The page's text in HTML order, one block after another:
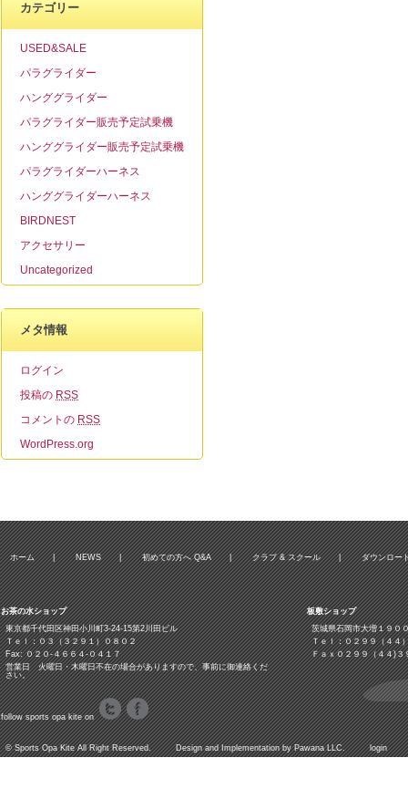
カテゴリー
USED&SALE
パラグライダー
ハンググライダー
パラグライダー販売予定試乗機
ハンググライダー販売予定試乗機
パラグライダーハーネス
ハンググライダーハーネス
BIRDNEST
アクセサリー
Uncategorized
メタ情報
ログイン
投稿の RSS
コメントの RSS
WordPress.org
ホーム | NEWS | 初めての方へ Q&A | クラブ & スクール | ダウンロー
お茶の水ショップ
東京都千代田区神田小川町3‐24‐15第2川田ビル
Ｔｅｌ：０３（３２９１）０８０２
Fax: ０２０-４６６４-０４１７
営業日 火曜日・木曜日不在の場合がありますので、事前に御連絡くだ
さい。
follow sports opa kite on
板敷ショップ
茨城県石岡市大増１９０
Ｔｅｌ：０２９９（４４
Ｆａｘ０２９９（４４)３
©Sports Opa KiteAll Right Reserved. Design and Implementation byPawana LLC. login